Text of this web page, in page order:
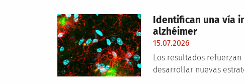
Identifican una vía
alzhéimer
15.07.2026
Los resultados
desarrollar nuevas